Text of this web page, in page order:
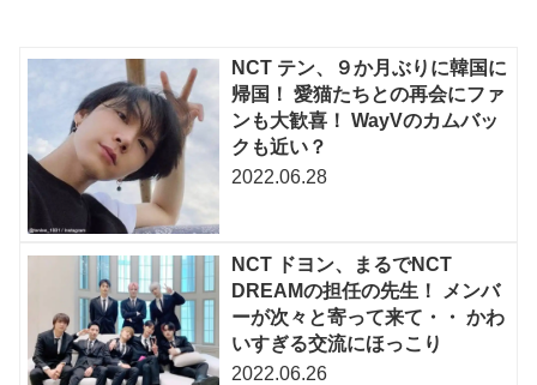
NCT テン、９か月ぶりに韓国に
帰国！ 愛猫たちとの再会にファ
ンも大歓喜！ WayVのカムバッ
クも近い？
2022.06.28
NCT ドヨン、まるでNCT
DREAMの担任の先生！ メンバ
ーが次々と寄って来て・・ かわ
いすぎる交流にほっこり
2022.06.26